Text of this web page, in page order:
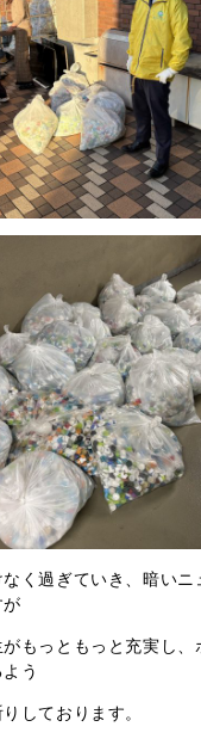
く過ぎていき、暗いニ
もっともっと充実し、
う
しております。